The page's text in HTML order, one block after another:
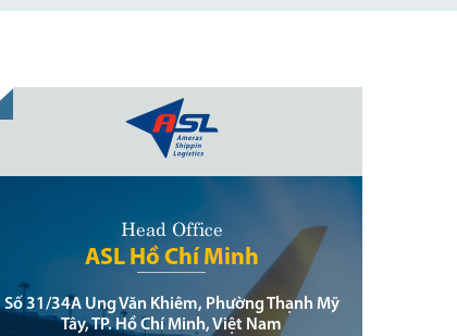
Head Office
ASL Hồ Chí Minh
Số 31/34A Ung Văn Khiêm, Phường Thạnh Mỹ
Tây, TP. Hồ Chí Minh, Việt Nam